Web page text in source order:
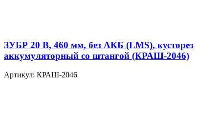
ЗУБР 20 В, 460 мм, без АКБ (LMS), кусторез
аккумуляторный со штангой (КРАШ-2046)
Артикул: КРАШ-2046